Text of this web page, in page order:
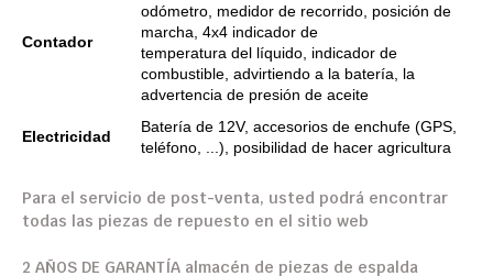
Contador
odómetro, medidor de recorrido, posición de
marcha, 4x4 indicador de
temperatura del líquido, indicador de
combustible, advirtiendo a la batería, la
advertencia de presión de aceite
Electricidad
Batería de 12V, accesorios de enchufe (GPS,
teléfono, ...), posibilidad de hacer agricultura
Para el servicio de post-venta, usted podrá encontrar
todas las piezas de repuesto en el sitio web
2 AÑOS DE GARANTÍA almacén de piezas de espalda